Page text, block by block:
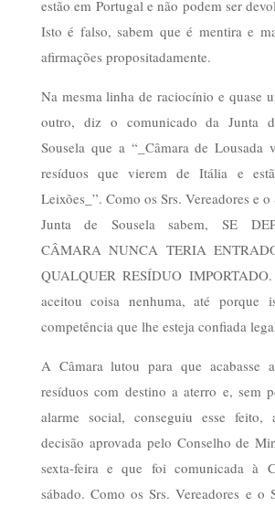
estão em Portugal e não podem ser
Isto é falso, sabem que é mentira e
afirmações propositadamente.
Na mesma linha de raciocínio e quase
outro, diz o comunicado da Junta
Sousela que a “_Câmara de Lousada
resíduos que vierem de Itália e
Leixões_”. Como os Srs. Vereadores e o
Junta de Sousela sabem, SE
CÂMARA NUNCA TERIA
QUALQUER RESÍDUO
aceitou coisa nenhuma, até porque
competência que lhe esteja confiada
A Câmara lutou para que acabasse
resíduos com destino a aterro e, sem
alarme social, conseguiu esse feito,
decisão aprovada pelo Conselho de
sexta-feira e que foi comunicada à
sábado. Como os Srs. Vereadores e o